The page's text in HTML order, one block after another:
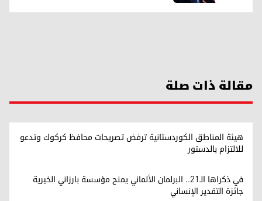
مقالة ذات صلة
هيئة المناطق الكوردستانية ترفض تصريحات محافظ كركوك وتدعو
للالتزام بالدستور
في ذكراها الـ21.. البرلمان الألماني يمنح مؤسسة بارزاني الخيرية
جائزة التقدير الإنساني